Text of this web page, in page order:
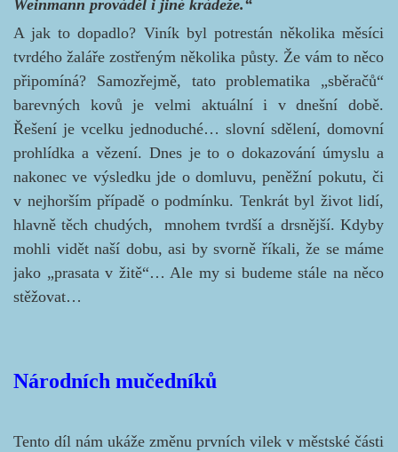
Weinmann prováděl i jiné krádeže.“
A jak to dopadlo? Viník byl potrestán několika měsíci
tvrdého žaláře zostřeným několika půsty. Že vám to něco
připomíná? Samozřejmě, tato problematika „sběračů“
barevných kovů je velmi aktuální i v dnešní době.
Řešení je vcelku jednoduché… slovní sdělení, domovní
prohlídka a vězení. Dnes je to o dokazování úmyslu a
nakonec ve výsledku jde o domluvu, peněžní pokutu, či
v nejhorším případě o podmínku. Tenkrát byl život lidí,
hlavně těch chudých, mnohem tvrdší a drsnější. Kdyby
mohli vidět naší dobu, asi by svorně říkali, že se máme
jako „prasata v žitě“… Ale my si budeme stále na něco
stěžovat…
Národních mučedníků
Tento díl nám ukáže změnu prvních vilek v městské části